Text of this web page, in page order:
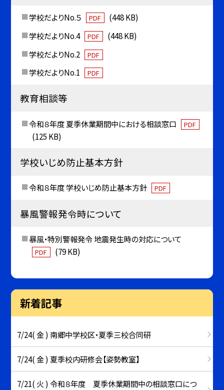
学校だよりNo.５ PDF
(448 KB)
学校だよりNo.4
PDF
(448 KB)
学校だよりNo.2
PDF
学校だよりNo.1 PDF
教育相談等
令和８年度 夏季休業期間中における相談窓口 PDF
(125 KB)
学校いじめ防止基本方針
令和８年度 学校いじめ防止基本方針 PDF
暴風警報発令時について
暴風・特別警報発令 地震発生時の対応について
PDF (79 KB)
新着記事
7/24( 金 ) 南郷中学校区・夏季三校合同研
7/24( 金 ) 夏季校内研修会【姿勢教室】
7/21( 火 ) 令和８年度 夏季休業期間中の相談窓口につ